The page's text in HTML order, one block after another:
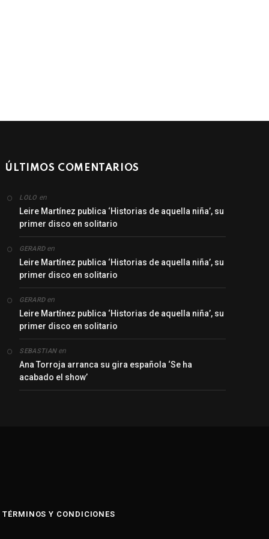
ÚLTIMOS COMENTARIOS
LOLO en
Leire Martínez publica ‘Historias de aquella niña’, su
primer disco en solitario
GERARDen
Leire Martínez publica ‘Historias de aquella niña’, su
primer disco en solitario
GERARDen
Leire Martínez publica ‘Historias de aquella niña’, su
primer disco en solitario
SEBASTIANen
Ana Torroja arranca su gira española ‘Se ha
acabado el show’
TÉRMINOS Y CONDICIONES